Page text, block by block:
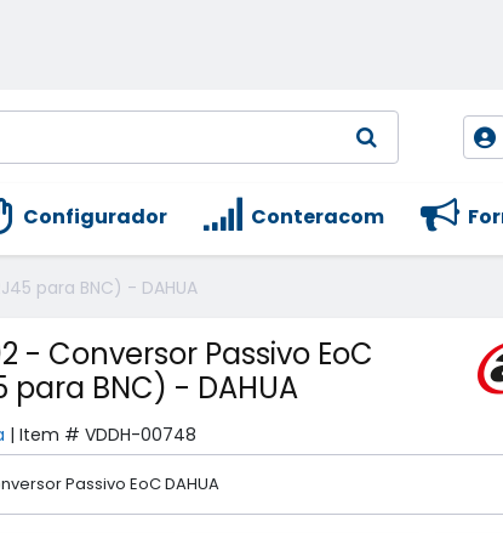
Conteracom
Configurador
para BNC) - DAHUA
- Conversor Passivo EoC
para BNC) - DAHUA
| Item # VDDH-00748
Passivo EoC DAHUA